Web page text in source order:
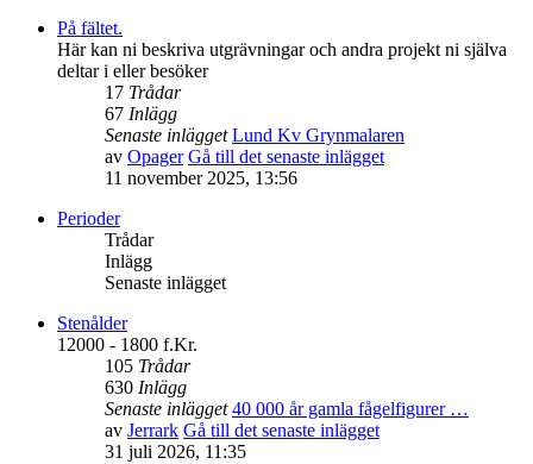
På fältet.
Här kan ni beskriva utgrävningar och andra projekt ni själva
deltar i eller besöker
17 Trådar
67 Inlägg
Senaste inlägget Lund Kv Grynmalaren
av Opager Gå till det senaste inlägget
11 november 2025, 13:56
Perioder
Trådar
Inlägg
Senaste inlägget
Stenålder
12000 - 1800 f.Kr.
105 Trådar
630 Inlägg
Senaste inlägget 40 000 år gamla fågelfigurer …
av Jerrark Gå till det senaste inlägget
31 juli 2026, 11:35